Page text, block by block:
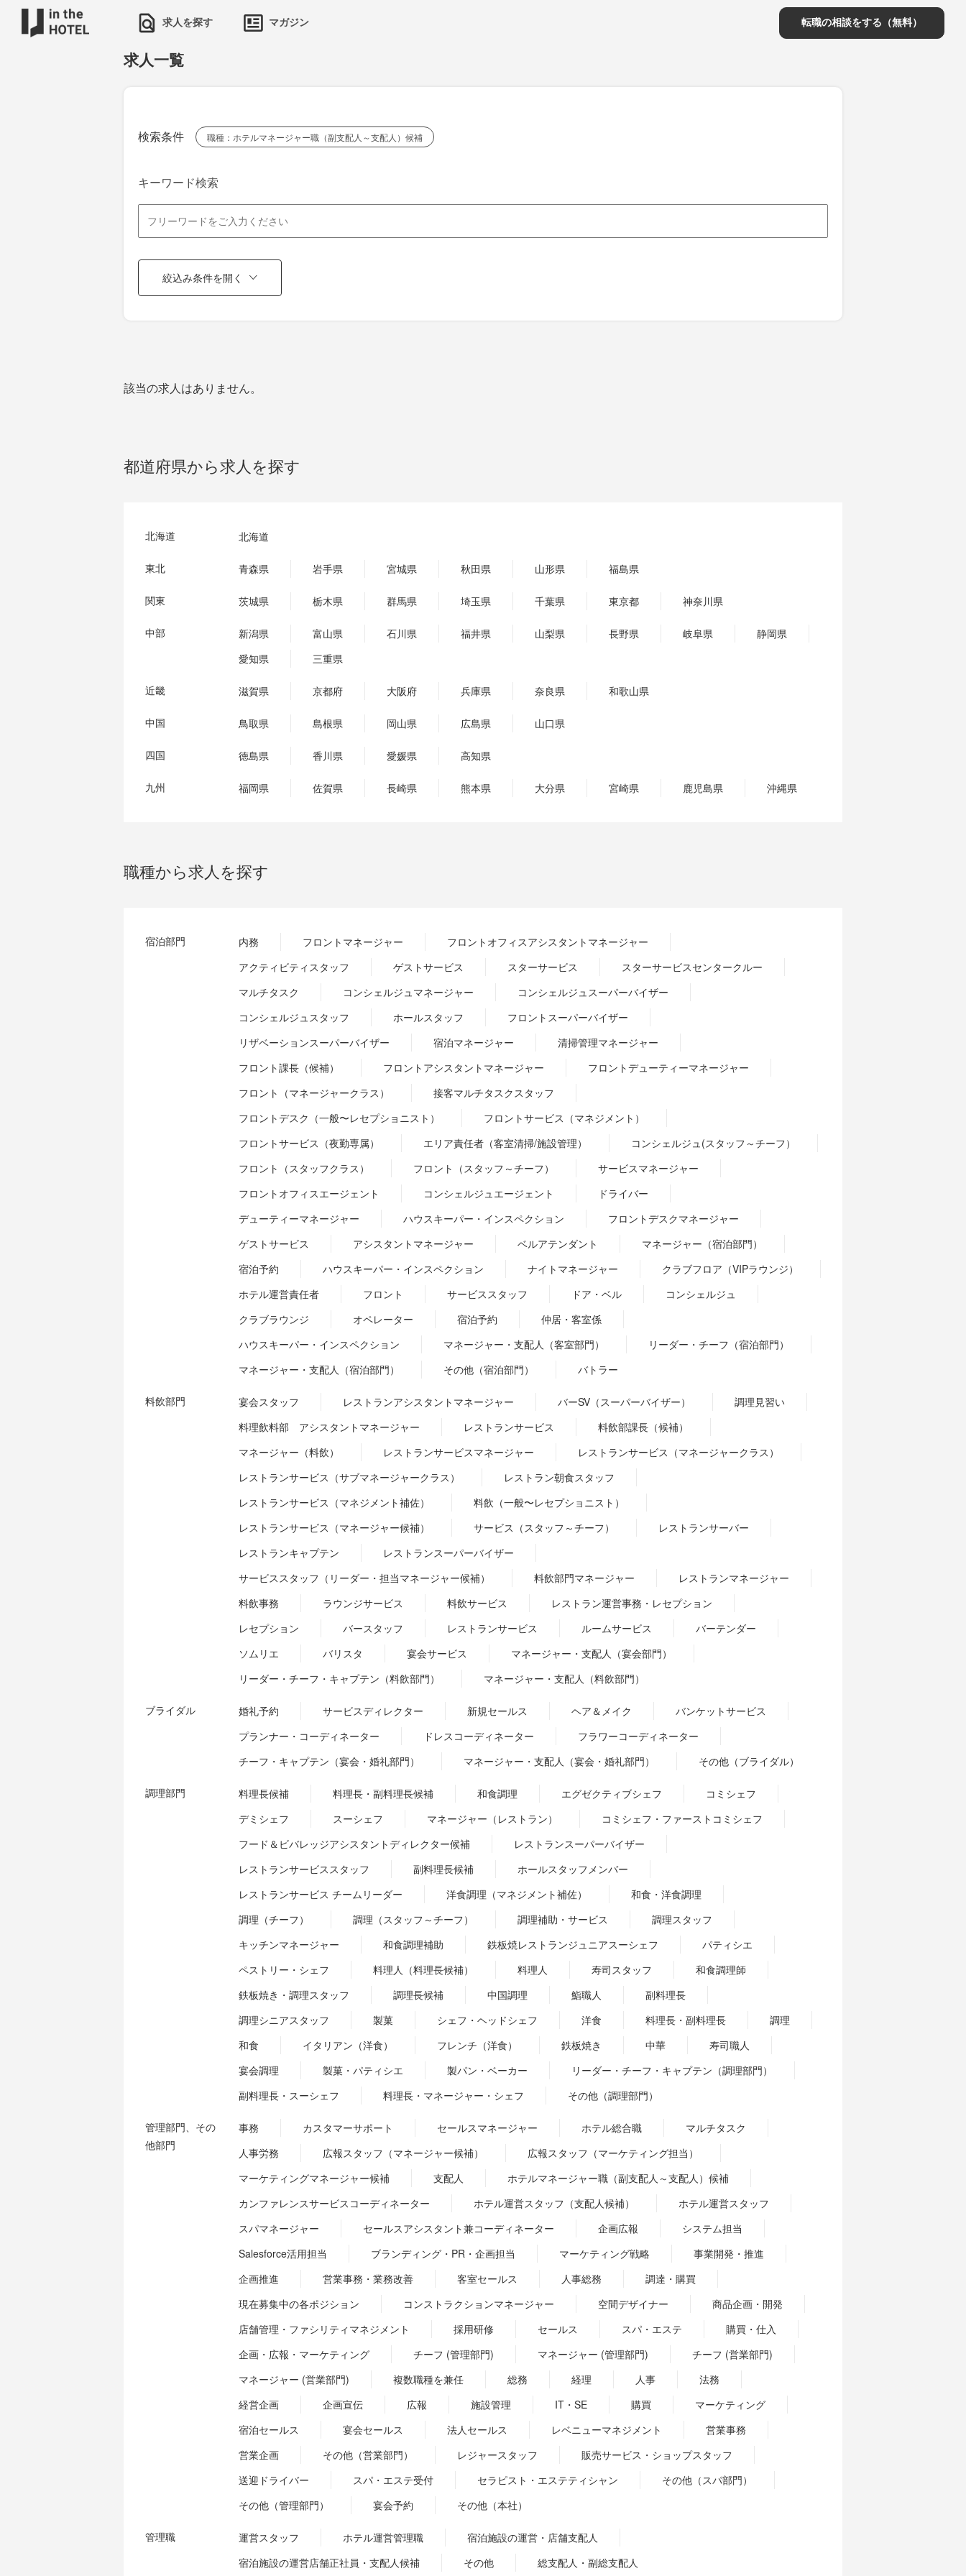
求人を探す マガジン 転職の相談をする（無料）
求人一覧
検索条件 職種：ホテルマネージャー職（副支配人～支配人）候補
キーワード検索
絞込み条件を開く
該当の求人はありません。
都道府県から求人を探す
北海道 北海道
東北 青森県 岩手県 宮城県 秋田県 山形県 福島県
関東 茨城県 栃木県 群馬県 埼玉県 千葉県 東京都 神奈川県
中部 新潟県 富山県 石川県 福井県 山梨県 長野県 岐阜県
静岡県
愛知県
三重県
近畿 滋賀県 京都府 大阪府 兵庫県 奈良県 和歌山県
中国 鳥取県 島根県 岡山県 広島県 山口県
四国 徳島県 香川県 愛媛県 高知県
九州 福岡県 佐賀県 長崎県 熊本県 大分県 宮崎県 鹿児島県 沖縄県
職種から求人を探す
宿泊部門 内務 フロントマネージャー
フロントオフィスアシスタントマネージャー
アクティビティスタッフ
ゲストサービス スターサービス
スターサービスセンタークルー
マルチタスク
コンシェルジュマネージャー
コンシェルジュスーパーバイザー
コンシェルジュスタッフ
ホールスタッフ
フロントスーパーバイザー
リザベーションスーパーバイザー
宿泊マネージャー
清掃管理マネージャー
フロント課長（候補）
フロントアシスタントマネージャー
フロントデューティーマネージャー
フロント（マネージャークラス）
接客マルチタスクスタッフ
フロントデスク（一般〜レセプショニスト）
フロントサービス（マネジメント）
フロントサービス（夜勤専属）
エリア責任者（客室清掃/施設管理）
コンシェルジュ(スタッフ～チーフ）
フロント（スタッフクラス）
フロント（スタッフ～チーフ）
サービスマネージャー
フロントオフィスエージェント
コンシェルジュエージェント
ドライバー
デューティーマネージャー
ハウスキーパー・インスペクション
フロントデスクマネージャー
ゲストサービス
アシスタントマネージャー ベルアテンダント
マネージャー（宿泊部門）
宿泊予約
ハウスキーパー・インスペクション ナイトマネージャー
クラブフロア（VIPラウンジ）
ホテル運営責任者
フロント サービススタッフ ドア・ベル
コンシェルジュ
クラブラウンジ
オペレーター 宿泊予約
仲居・客室係
ハウスキーパー・インスペクション
マネージャー・支配人（客室部門）
リーダー・チーフ（宿泊部門）
マネージャー・支配人（宿泊部門）
その他（宿泊部門） バトラー
料飲部門 宴会スタッフ レストランアシスタントマネージャー バーSV（スーパーバイザー）
調理見習い
料理飲料部 アシスタントマネージャー
レストランサービス
料飲部課長（候補）
マネージャー（料飲）
レストランサービスマネージャー
レストランサービス（マネージャークラス）
レストランサービス（サブマネージャークラス）
レストラン朝食スタッフ
レストランサービス（マネジメント補佐）
料飲（一般〜レセプショニスト）
レストランサービス（マネージャー候補）
サービス（スタッフ～チーフ）
レストランサーバー
レストランキャプテン
レストランスーパーバイザー
サービススタッフ（リーダー・担当マネージャー候補）
料飲部門マネージャー
レストランマネージャー
料飲事務
ラウンジサービス 料飲サービス
レストラン運営事務・レセプション
レセプション
バースタッフ レストランサービス ルームサービス
バーテンダー
ソムリエ
バリスタ 宴会サービス
マネージャー・支配人（宴会部門）
リーダー・チーフ・キャプテン（料飲部門）
マネージャー・支配人（料飲部門）
ブライダル 婚礼予約 サービスディレクター 新規セールス ヘア＆メイク
バンケットサービス
プランナー・コーディネーター
ドレスコーディネーター
フラワーコーディネーター
チーフ・キャプテン（宴会・婚礼部門）
マネージャー・支配人（宴会・婚礼部門） その他（ブライダル）
調理部門 料理長候補 料理長・副料理長候補 和食調理 エグゼクティブシェフ
コミシェフ
デミシェフ
スーシェフ マネージャー（レストラン）
コミシェフ・ファーストコミシェフ
フード＆ビバレッジアシスタントディレクター候補
レストランスーパーバイザー
レストランサービススタッフ
副料理長候補
ホールスタッフメンバー
レストランサービス チームリーダー
洋食調理（マネジメント補佐）
和食・洋食調理
調理（チーフ）
調理（スタッフ～チーフ） 調理補助・サービス
調理スタッフ
キッチンマネージャー
和食調理補助 鉄板焼レストランジュニアスーシェフ
パティシエ
ペストリー・シェフ
料理人（料理長候補） 料理人 寿司スタッフ
和食調理師
鉄板焼き・調理スタッフ
調理長候補 中国調理 鮨職人
副料理長
調理シニアスタッフ
製菓 シェフ・ヘッドシェフ 洋食 料理長・副料理長
調理
和食
イタリアン（洋食） フレンチ（洋食） 鉄板焼き 中華
寿司職人
宴会調理
製菓・パティシエ 製パン・ベーカー
リーダー・チーフ・キャプテン（調理部門）
副料理長・スーシェフ
料理長・マネージャー・シェフ その他（調理部門）
管理部門、その
他部門
事務 カスタマーサポート セールスマネージャー ホテル総合職
マルチタスク
人事労務
広報スタッフ（マネージャー候補）
広報スタッフ（マーケティング担当）
マーケティングマネージャー候補
支配人
ホテルマネージャー職（副支配人～支配人）候補
カンファレンスサービスコーディネーター
ホテル運営スタッフ（支配人候補）
ホテル運営スタッフ
スパマネージャー
セールスアシスタント兼コーディネーター 企画広報
システム担当
Salesforce活用担当
ブランディング・PR・企画担当 マーケティング戦略
事業開発・推進
企画推進
営業事務・業務改善 客室セールス 人事総務
調達・購買
現在募集中の各ポジション
コンストラクションマネージャー 空間デザイナー
商品企画・開発
店舗管理・ファシリティマネジメント
採用研修 セールス スパ・エステ
購買・仕入
企画・広報・マーケティング
チーフ (管理部門) マネージャー (管理部門)
チーフ (営業部門)
マネージャー (営業部門)
複数職種を兼任 総務 経理 人事
法務
経営企画
企画宣伝 広報 施設管理 IT・SE 購買
マーケティング
宿泊セールス
宴会セールス 法人セールス レベニューマネジメント
営業事務
営業企画
その他（営業部門） レジャースタッフ
販売サービス・ショップスタッフ
送迎ドライバー
スパ・エステ受付 セラピスト・エステティシャン
その他（スパ部門）
その他（管理部門）
宴会予約 その他（本社）
管理職 運営スタッフ ホテル運営管理職
宿泊施設の運営・店舗支配人
宿泊施設の運営店舗正社員・支配人候補
その他 総支配人・副総支配人